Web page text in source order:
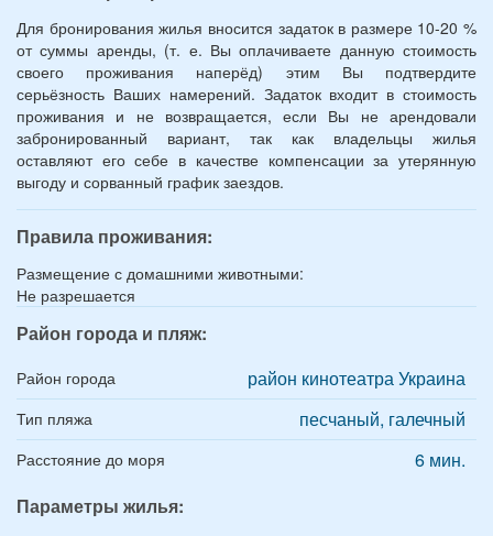
Для бронирования жилья вносится задаток в размере 10-20 %
от суммы аренды, (т. е. Вы оплачиваете данную стоимость
своего проживания наперёд) этим Вы подтвердите
серьёзность Ваших намерений. Задаток входит в стоимость
проживания и не возвращается, если Вы не арендовали
забронированный вариант, так как владельцы жилья
оставляют его себе в качестве компенсации за утерянную
выгоду и сорванный график заездов.
Правила проживания:
Размещение с домашними животными:
Не разрешается
Район города и пляж:
Район города район кинотеатра Украина
Тип пляжа песчаный, галечный
Расстояние до моря
6 мин.
Параметры жилья: